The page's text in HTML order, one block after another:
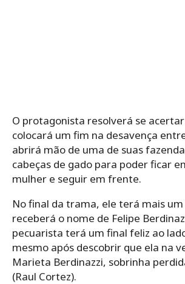
O protagonista resolverá se
colocará um fim na desavença
abrirá mão de uma de suas
cabeças de gado para poder ficar
mulher e seguir em frente.
No final da trama, ele terá mais
receberá o nome de Felipe
pecuarista terá um final feliz ao
mesmo após descobrir que ela na
Marieta Berdinazzi, sobrinha
(Raul Cortez).